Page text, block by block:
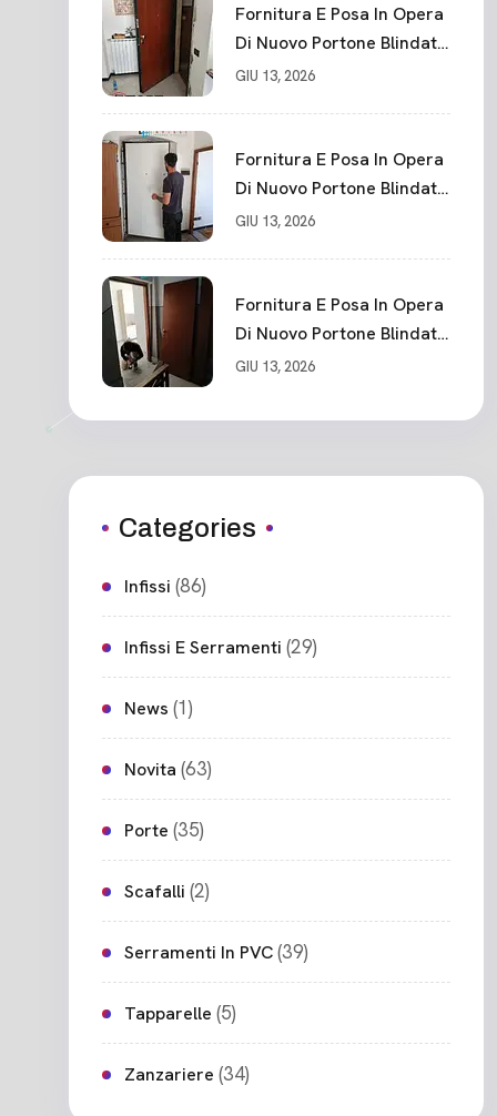
Fornitura E Posa In Opera
Di Nuovo Portone Blindato
La Spezia
GIU 13, 2026
Fornitura E Posa In Opera
Di Nuovo Portone Blindato
Classe 3 Sicurezza
GIU 13, 2026
Fornitura E Posa In Opera
Di Nuovo Portone Blindato
Ceparana
GIU 13, 2026
Categories
Infissi (86)
Infissi E Serramenti (29)
News (1)
Novita (63)
Porte (35)
Scafalli (2)
Serramenti In PVC(39)
Tapparelle (5)
Zanzariere (34)